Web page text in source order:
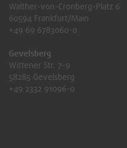
Walther-von-Cronberg-Platz 6
60594 Frankfurt/Main
+49 69 6783060-0
Gevelsberg
Wittener Str. 7-9
58285 Gevelsberg
+49 2332 91096-0